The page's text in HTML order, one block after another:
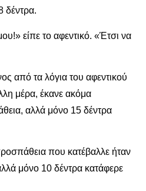
δέντρα.
είπε το αφεντικό. «Έτσι να
από τα λόγια του αφεντικού
μέρα, έκανε ακόμα
αλλά μόνο 15 δέντρα
που κατέβαλλε ήταν
μόνο 10 δέντρα κατάφερε